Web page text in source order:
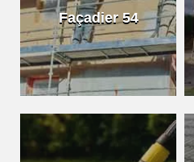
Façadier 54